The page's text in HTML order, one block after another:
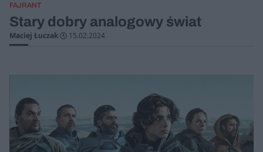
FAJRANT
Stary dobry analogowy świat
Maciej Łuczak 15.02.2024